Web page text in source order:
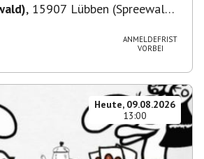
, 15907 Lübben (Spreewald),
ANMELDEFRIST
VORBEI
Heute, 09.08.2026
13:00